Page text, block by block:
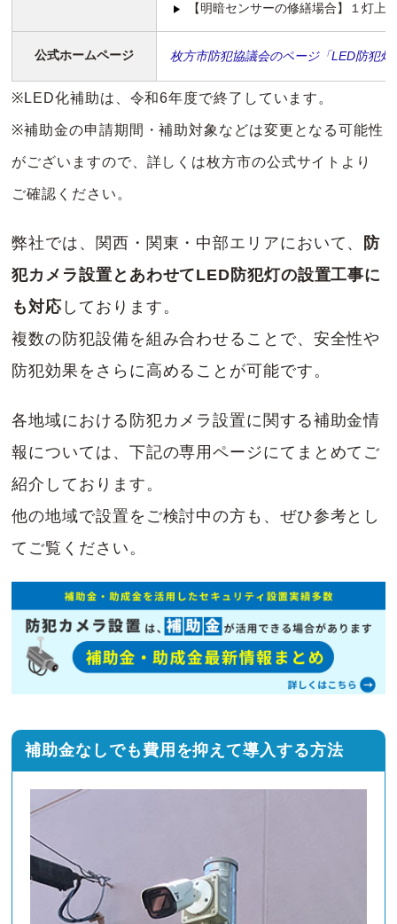
【明暗センサーの修繕場合】１灯上
公式ホームページ 枚方市防犯協議会のページ「LED防犯
※LED化補助は、令和6年度で終了しています。
※補助金の申請期間・補助対象などは変更となる可能性
がございますので、詳しくは枚方市の公式サイトより
ご確認ください。
弊社では、関西・関東・中部エリアにおいて、
防
犯カメラ設置とあわせてLED防犯灯の設置工事に
も対応 しております。
複数の防犯設備を組み合わせることで、安全性や
防犯効果をさらに高めることが可能です。
各地域における防犯カメラ設置に関する補助金情
報については、下記の専用ページにてまとめてご
紹介しております。
他の地域で設置をご検討中の方も、ぜひ参考とし
てご覧ください。
補助金なしでも費用を抑えて導入する方法